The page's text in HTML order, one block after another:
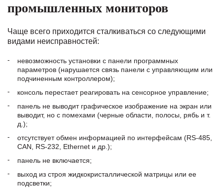
промышленных мониторов
Чаще всего приходится сталкиваться со следующими
видами неисправностей:
невозможность установки с панели программных
параметров (нарушается связь панели с управляющим или
подчиненным контроллером);
консоль перестает реагировать на сенсорное управление;
панель не выводит графическое изображение на экран или
выводит, но с помехами (черные области, полосы, рябь и т.
д.);
отсутствует обмен информацией по интерфейсам (RS-485,
CAN, RS-232, Ethernet и др.);
панель не включается;
выход из строя жидкокристаллической матрицы или ее
подсветки;